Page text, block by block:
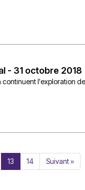
- 31 octobre 2018
continuent l'exploration
13 14 Suivant »